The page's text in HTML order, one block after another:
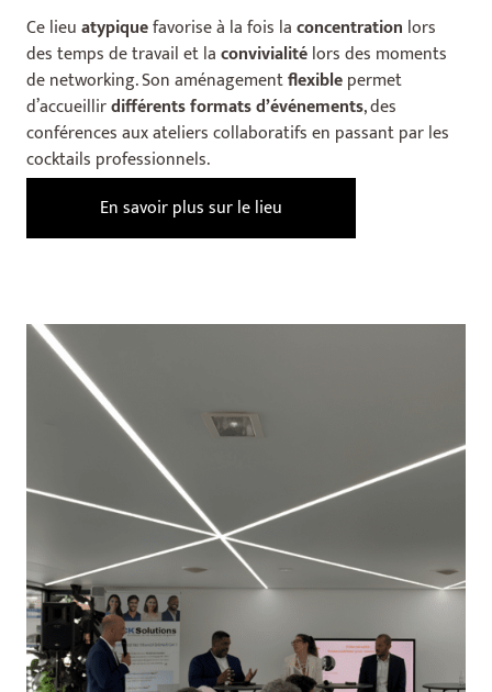
Ce lieuatypiquefavorise à la fois laconcentration lors
des temps de travail et laconvivialitélors des moments
de networking. Son aménagementflexiblepermet
d’accueillirdifférents formats d’événements, des
conférences aux ateliers collaboratifs en passant par les
cocktails professionnels.
En savoir plus sur le lieu